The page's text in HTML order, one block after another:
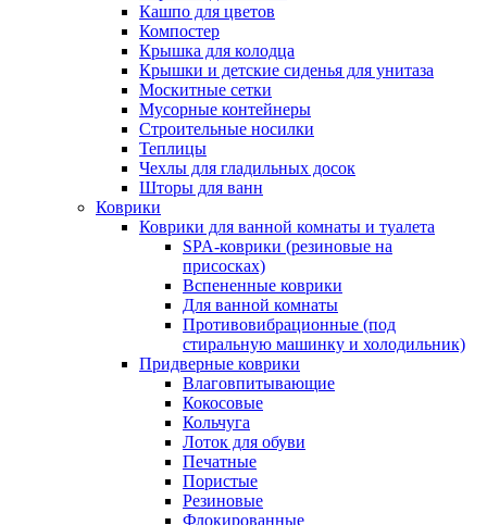
Кашпо для цветов
Компостер
Крышка для колодца
Крышки и детские сиденья для унитаза
Москитные сетки
Мусорные контейнеры
Строительные носилки
Теплицы
Чехлы для гладильных досок
Шторы для ванн
Коврики
Коврики для ванной комнаты и туалета
SPA-коврики (резиновые на
присосках)
Вспененные коврики
Для ванной комнаты
Противовибрационные (под
стиральную машинку и холодильник)
Придверные коврики
Влаговпитывающие
Кокосовые
Кольчуга
Лоток для обуви
Печатные
Пористые
Резиновые
Флокированные